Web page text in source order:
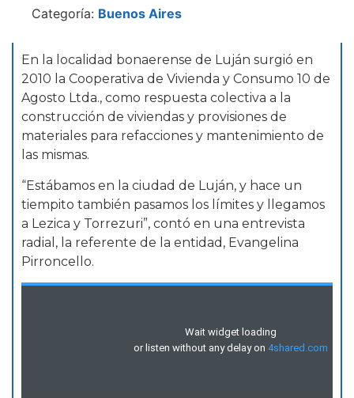
Categoría: Buenos Aires
En la localidad bonaerense de Luján surgió en
2010 la Cooperativa de Vivienda y Consumo 10 de
Agosto Ltda., como respuesta colectiva a la
construcción de viviendas y provisiones de
materiales para refacciones y mantenimiento de
las mismas.
“Estábamos en la ciudad de Luján, y hace un
tiempito también pasamos los límites y llegamos
a Lezica y Torrezuri”, contó en una entrevista
radial, la referente de la entidad, Evangelina
Pirroncello.